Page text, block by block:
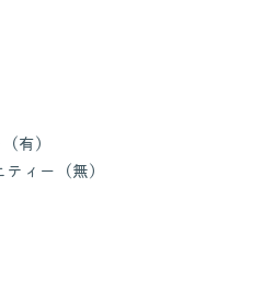
有）
ィー（無）